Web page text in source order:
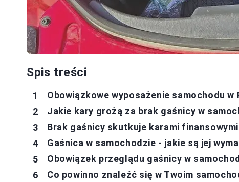
Spis treści
Obowiązkowe wyposażenie samochodu w
Jakie kary grożą za brak gaśnicy w
Brak gaśnicy skutkuje karami
Gaśnica w samochodzie - jakie są jej
Obowiązek przeglądu gaśnicy w
Co powinno znaleźć się w Twoim